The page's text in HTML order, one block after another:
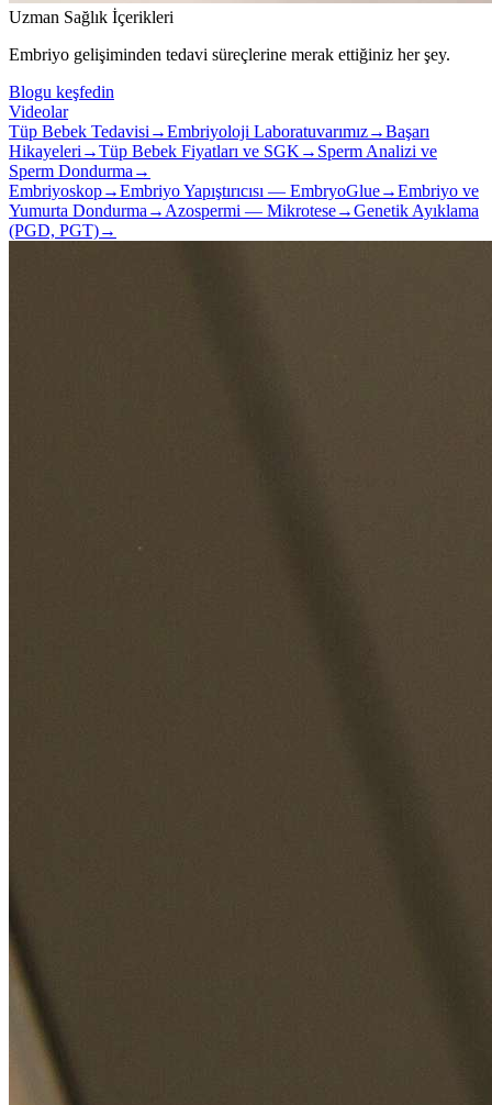
Uzman Sağlık İçerikleri
Embriyo gelişiminden tedavi süreçlerine merak ettiğiniz her şey.
Blogu keşfedin
Videolar
Tüp Bebek Tedavisi →Embriyoloji Laboratuvarımız→Başarı
Hikayeleri →Tüp Bebek Fiyatları ve SGK → Sperm Analizi ve
Sperm Dondurma →
Embriyoskop→Embriyo Yapıştırıcısı — EmbryoGlue→Embriyo ve
Yumurta Dondurma → Azospermi — Mikrotese→Genetik Ayıklama
(PGD, PGT)→